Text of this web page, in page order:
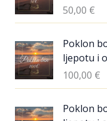
50,00 €
Poklon
ljepotu i
100,00 €
Poklon